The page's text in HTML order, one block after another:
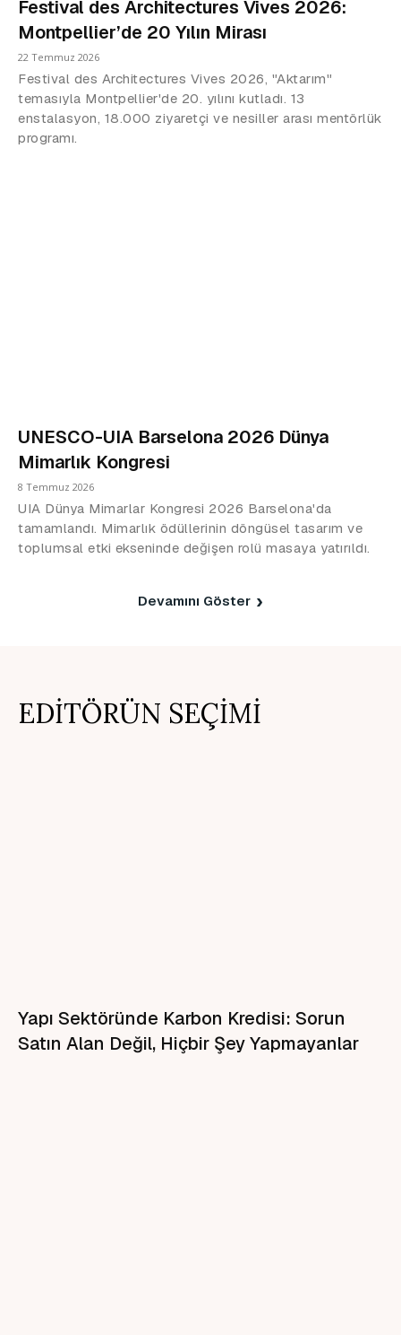
Festival des Architectures Vives 2026:
Montpellier’de 20 Yılın Mirası
22 Temmuz 2026
Festival des Architectures Vives 2026, "Aktarım"
temasıyla Montpellier'de 20. yılını kutladı. 13
enstalasyon, 18.000 ziyaretçi ve nesiller arası mentörlük
programı.
UNESCO-UIA Barselona 2026 Dünya
Mimarlık Kongresi
8 Temmuz 2026
UIA Dünya Mimarlar Kongresi 2026 Barselona'da
tamamlandı. Mimarlık ödüllerinin döngüsel tasarım ve
toplumsal etki ekseninde değişen rolü masaya yatırıldı.
Devamını Göster
EDİTÖRÜN SEÇİMİ
Yapı Sektöründe Karbon Kredisi: Sorun
Satın Alan Değil, Hiçbir Şey Yapmayanlar